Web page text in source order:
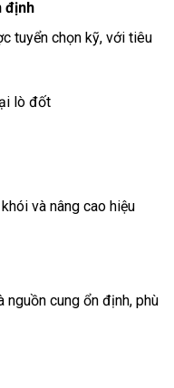
định
tuyển chọn kỹ, với tiêu
lò đốt
và nâng cao hiệu
nguồn cung ổn định, phù